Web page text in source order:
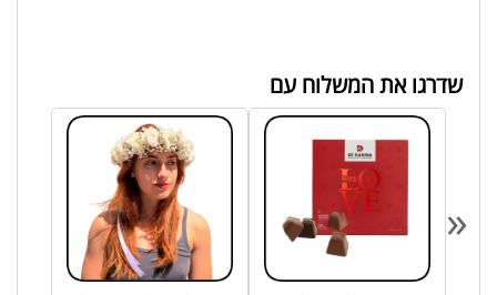
שדרגו את המשלוח עם
«